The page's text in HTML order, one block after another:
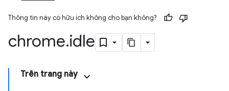
Thông tin này có hữu ích không cho bạn không?
chrome.idle
Trên trang này